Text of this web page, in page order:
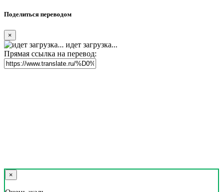
Поделиться переводом
×
идет загрузка...
Прямая ссылка на перевод:
×